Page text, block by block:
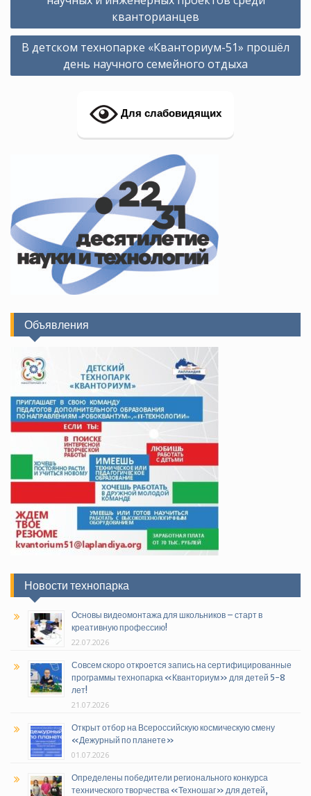
кванторианцев
В детском технопарке «Кванториум-51» прошёл
день научного семейного отдыха
Для слабовидящих
Объявления
Новости технопарка
Основы видеомонтажа для школьников – старт в
креативную профессию!
22.07.2026
Совсем скоро откроется запись на сертифицированные
программы технопарка «Кванториум» для детей 5-8
лет!
21.07.2026
Открыт отбор на Всероссийскую космическую смену
«Дежурный по планете»
01.07.2026
Определены победители регионального конкурса
технического творчества «Техношаг» для детей,